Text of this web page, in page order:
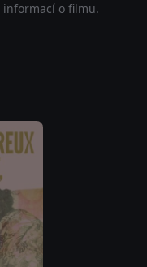
informací o filmu.